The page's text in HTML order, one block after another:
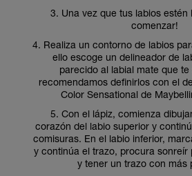
3. Una vez que tus labios estén
comenzar!
4. Realiza un contorno de labios
ello escoge un delineador de
parecido al labial mate que te
recomendamos definirlos con el
Color Sensational de
5. Con el lápiz, comienza
corazón del labio superior y
comisuras. En el labio inferior,
y continúa el trazo, procura sonreír
y tener un trazo con más